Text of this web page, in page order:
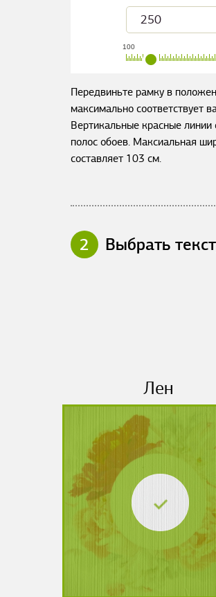
100
Передвиньте рамку в
максимально соответствует
Вертикальные красные
полос обоев. Максиальная
составляет 103 см.
2 Выбрать
Лен